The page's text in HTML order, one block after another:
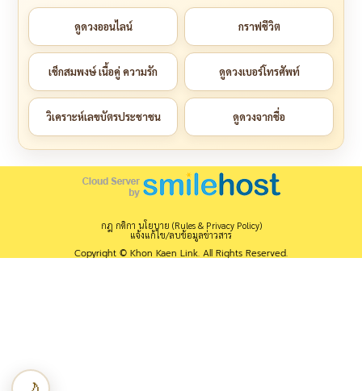
ดูดวงออนไลน์ กราฟชีวิต
เช็กสมพงษ์ เนื้อคู่ ความรัก ดูดวงเบอร์โทรศัพท์
วิเคราะห์เลขบัตรประชาชน ดูดวงจากชื่อ
กฎ กติกา นโยบาย (Rules & Privacy Policy)
แจ้งแก้ไข/ลบข้อมูลข่าวสาร
Copyright © Khon Kaen Link. All Rights Reserved.